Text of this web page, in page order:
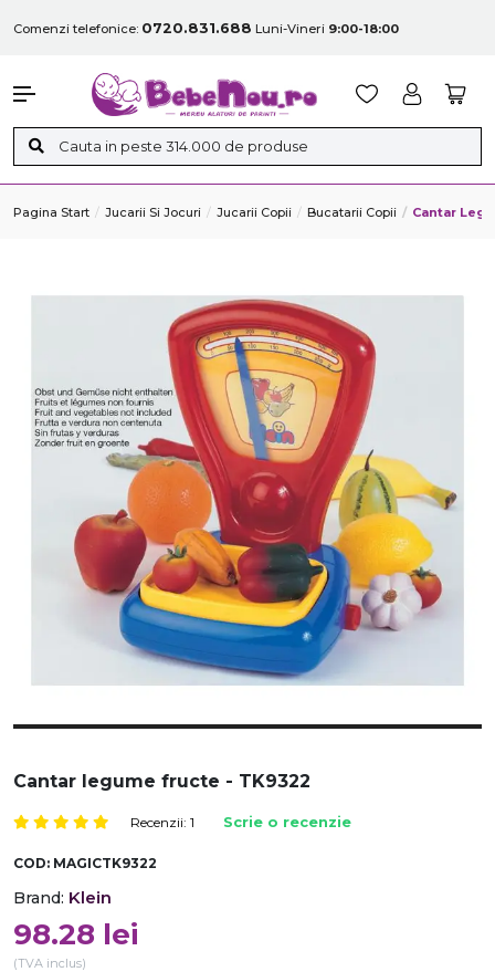
Comenzi telefonice: 0720.831.688 Luni-Vineri 9:00-18:00
Pagina Start Jucarii Si Jocuri Jucarii Copii Bucatarii Copii Cantar
Cantar legume fructe - TK9322
Recenzii: 1 Scrie o recenzie
COD: MAGICTK9322
Brand: Klein
98.28 lei
(TVA inclus)